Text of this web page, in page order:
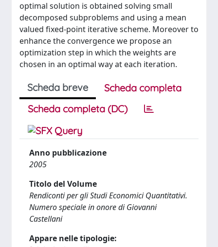
optimal solution is obtained solving small
decomposed subproblems and using a mean
valued fixed-point iterative scheme. Moreover to
enhance the convergence we propose an
optimization step in which the weights are
chosen in an optimal way at each iteration.
Scheda breve
Scheda completa
Scheda completa (DC)
Anno pubblicazione
2005
Titolo del Volume
Rendiconti per gli Studi Economici Quantitativi.
Numero speciale in onore di Giovanni
Castellani
Appare nelle tipologie: